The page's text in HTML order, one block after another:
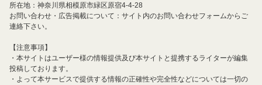
所在地：神奈川県相模原市緑区原宿4-4-28
お問い合わせ・広告掲載について：サイト内のお問い合わせフォームからご
連絡下さい。
【注意事項】
・本サイトはユーザー様の情報提供及び本サイトと提携するライターが編集
投稿しております。
・よって本サービスで提供する情報の正確性や完全性などについては一切の